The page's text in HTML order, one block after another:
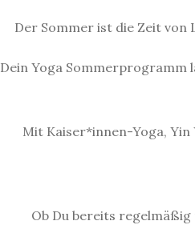
Der Sommer ist die Zeit von
Dein Yoga Sommerprogramm
Mit Kaiser*innen-Yoga, Yin
Ob Du bereits